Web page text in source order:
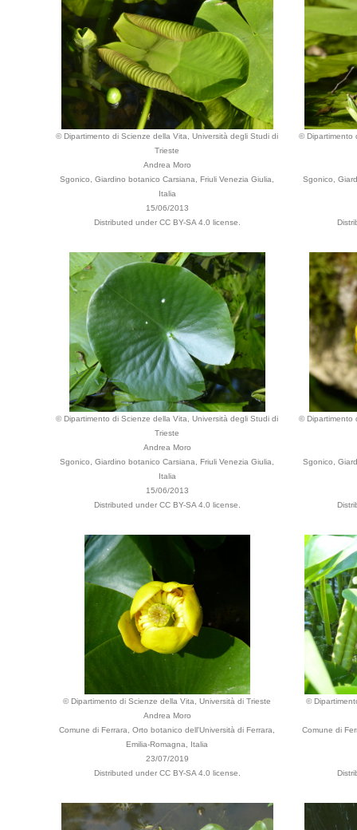
© Dipartimento di Scienze della Vita, Università degli Studi di
Trieste
Andrea Moro
Sgonico, Giardino botanico Carsiana, Friuli Venezia Giulia,
Italia
15/06/2013
Distributed under CC BY-SA 4.0 license.
© Dipartimento
Sgonico,
© Dipartimento di Scienze della Vita, Università degli Studi di
Trieste
Andrea Moro
Sgonico, Giardino botanico Carsiana, Friuli Venezia Giulia,
Italia
15/06/2013
Distributed under CC BY-SA 4.0 license.
© Dipartimento
Sgonico,
© Dipartimento di Scienze della Vita, Università di Trieste
Andrea Moro
Comune di Ferrara, Orto botanico dell'Università di Ferrara,
Emilia-Romagna, Italia
23/07/2019
Distributed under CC BY-SA 4.0 license.
©
Comune di